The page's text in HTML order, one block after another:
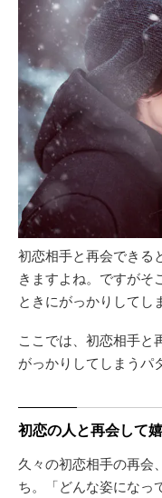
初恋相手と再会できる
きますよね。ですがそ
ときにがっかりしてし
ここでは、初恋相手と
がっかりしてしまうパ
初恋の人と再会して
久々の初恋相手の再会
ち。「どんな姿になっ